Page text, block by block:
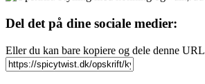
Del det på dine sociale medier:
Eller du kan bare kopiere og dele denne URL